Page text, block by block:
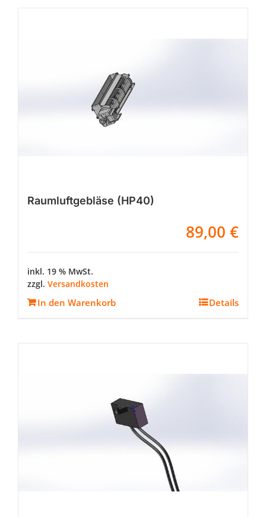
Raumluftgebläse (HP40)
89,00 €
inkl. 19 % MwSt.
zzgl. Versandkosten
In den Warenkorb Details